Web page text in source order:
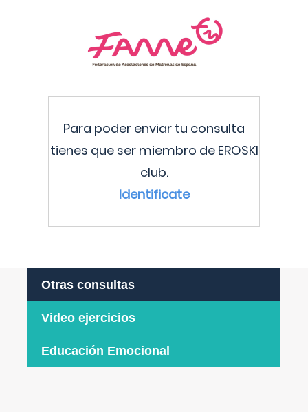
Para poder enviar tu consulta
tienes que ser miembro de EROSKI
club.
Identificate
Otras consultas
Video ejercicios
Educación Emocional